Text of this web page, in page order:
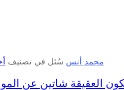
محمد أنس سُئل في تصنيف
تكون العقيقة شاتين عن